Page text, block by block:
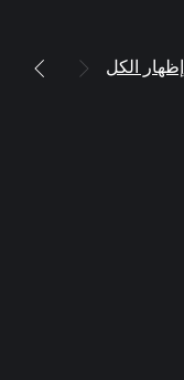
إظهار الكل